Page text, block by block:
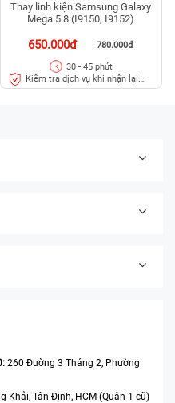
Thay linh kiện Samsung Galaxy
Mega 5.8 (I9150, I9152)
650.000đ 780.000đ
30 - 45 phút
Kiểm tra dịch vụ khi nhận lại
máy
260 Đường 3 Tháng 2, Phường
Khải, Tân Định, HCM (Quận 1 cũ)